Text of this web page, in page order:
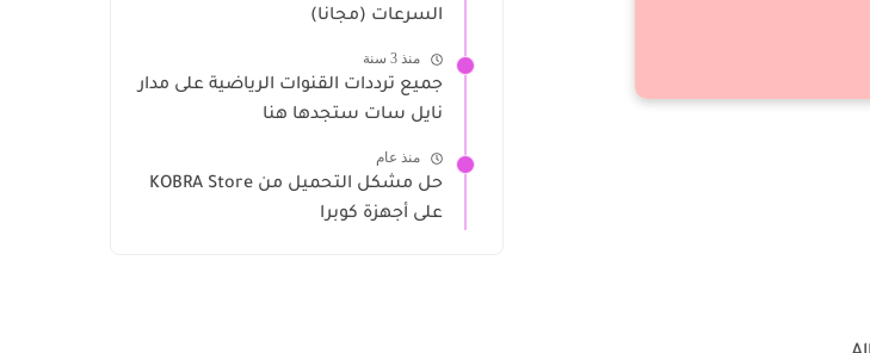
السرعات (مجانا)
منذ 3 سنة
جميع ترددات القنوات الرياضية على مدار
نايل سات ستجدها هنا
منذ عام
حل مشكل التحميل من KOBRA Store
على أجهزة كوبرا